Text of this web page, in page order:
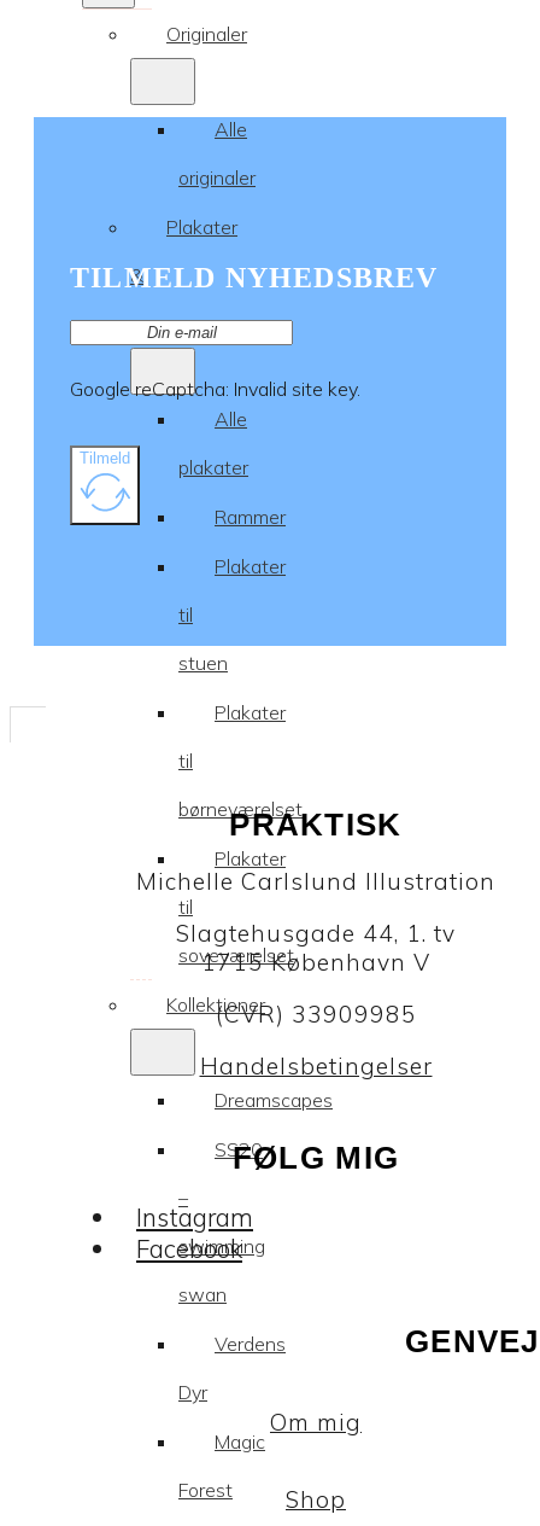
Originaler
Alle
originaler
Plakater
&
rammer
Alle
plakater
Rammer
Plakater
til
stuen
Plakater
til
børneværelset
Plakater
til
soveværelset
Kollektioner
Dreamscapes
SS20
–
swimming
swan
Verdens
Dyr
Magic
Forest
TILMELD NYHEDSBREV
Google reCaptcha: Invalid site key.
Tilmeld
PRAKTISK
Michelle Carlslund Illustration
Slagtehusgade 44, 1. tv
1715 København V
(CVR) 33909985
Handelsbetingelser
FØLG MIG
Instagram
Facebook
Om mig
Shop